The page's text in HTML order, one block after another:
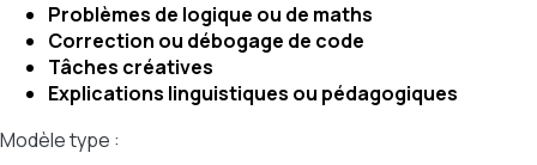
Problèmes de logique ou de maths
Correction ou débogage de code
Tâches créatives
Explications linguistiques ou pédagogiques
Modèle type :